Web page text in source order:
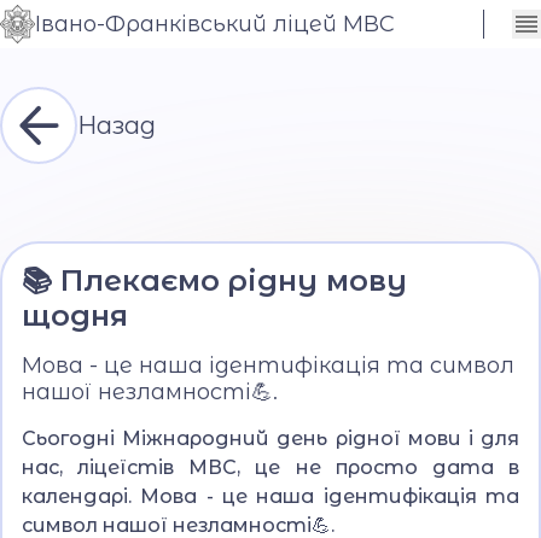
Контраст
Шрифт
Сховати
Івано-Франківський ліцей МВС
Назад
📚 Плекаємо рідну мову
щодня
Мова - це наша ідентифікація та символ
нашої незламності💪.
Сьогодні Міжнародний день рідної мови і для
нас, ліцеїстів МВС, це не просто дата в
календарі. Мова - це наша ідентифікація та
символ нашої незламності💪.